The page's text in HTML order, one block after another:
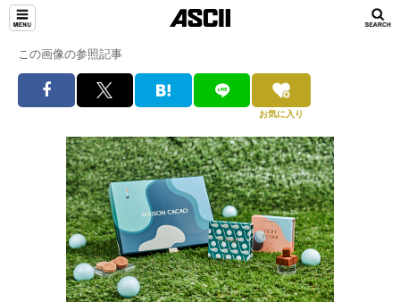
この画像の参照記事
お気に入り